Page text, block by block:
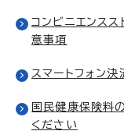
コンビニエンス
意事項
スマートフォン
国民健康保険料
ください